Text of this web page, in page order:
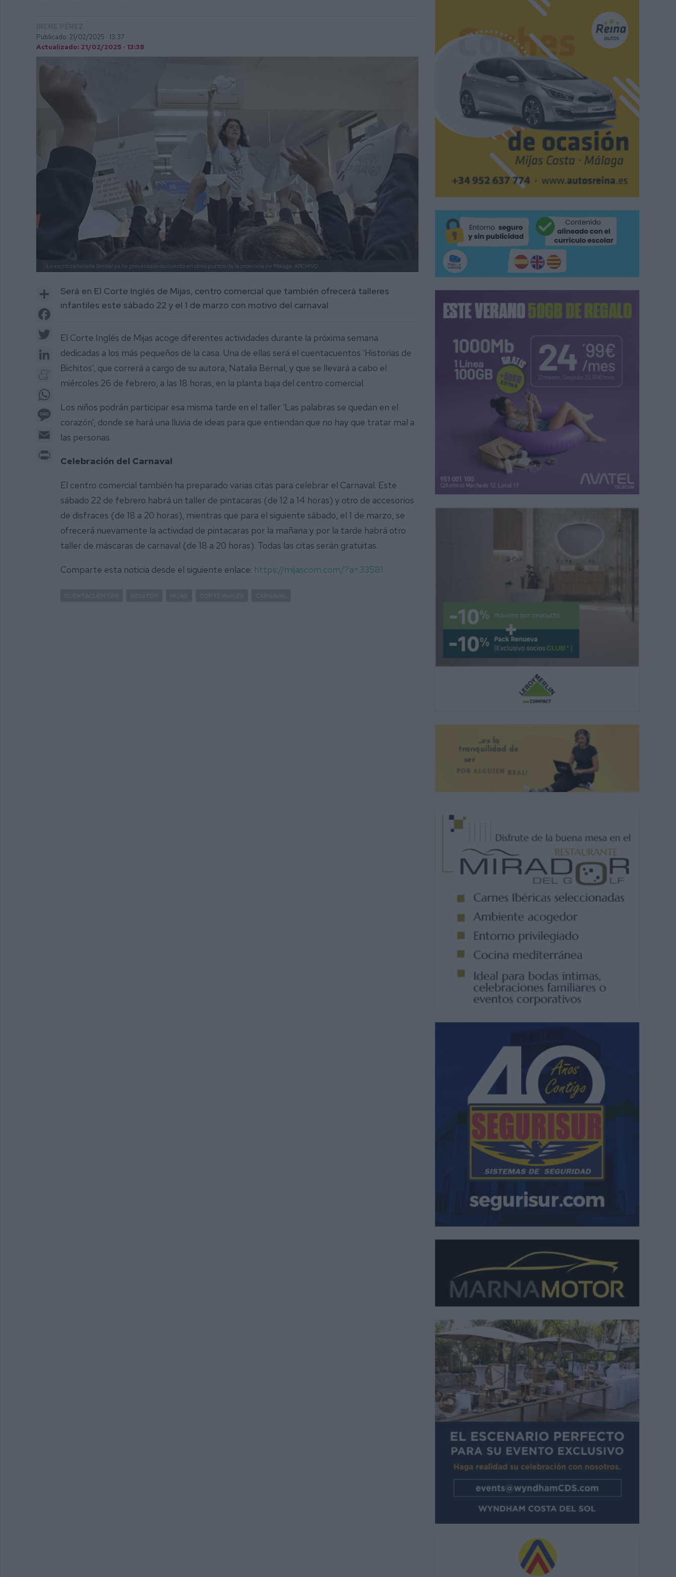
Publicado: 21/02/2025 · 13:37
Actualizado: 21/02/2025 · 13:38
La escritora Natalia Bernal ya ha presentado su cuento en otros puntos de la provincia de Málaga. ARCHIVO.
Share
Facebook
LinkedIn
Meneame
Message
Será en El Corte Inglés de Mijas, centro comercial que también ofrecerá talleres
infantiles este sábado 22 y el 1 de marzo con motivo del carnaval
El Corte Inglés de Mijas acoge diferentes actividades durante la próxima semana
dedicadas a los más pequeños de la casa. Una de ellas será el cuentacuentos ‘Historias de
Bichitos’, que correrá a cargo de su autora, Natalia Bernal, y que se llevará a cabo el
miércoles 26 de febrero, a las 18 horas, en la planta baja del centro comercial.
Los niños podrán participar esa misma tarde en el taller ‘Las palabras se quedan en el
corazón’, donde se hará una lluvia de ideas para que entiendan que no hay que tratar mal a
las personas.
Celebración del Carnaval
El centro comercial también ha preparado varias citas para celebrar el Carnaval. Este
sábado 22 de febrero habrá un taller de pintacaras (de 12 a 14 horas) y otro de accesorios
de disfraces (de 18 a 20 horas), mientras que para el siguiente sábado, el 1 de marzo, se
ofrecerá nuevamente la actividad de pintacaras por la mañana y por la tarde habrá otro
taller de máscaras de carnaval (de 18 a 20 horas). Todas las citas serán gratuitas.
Comparte esta noticia desde el siguiente enlace: https://mijascom.com/?a=33581